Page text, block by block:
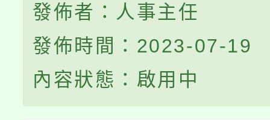
發佈者：人事主任
發佈時間：2023-07-19
內容狀態：啟用中